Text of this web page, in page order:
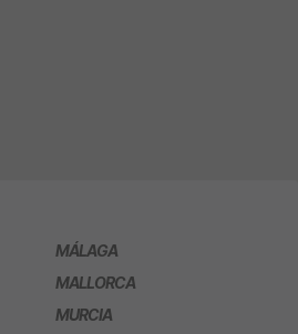
MÁLAGA
MALLORCA
MURCIA